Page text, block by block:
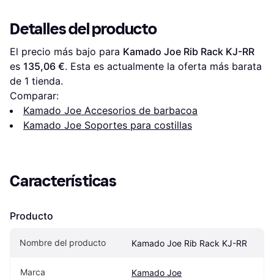
Detalles del producto
El precio más bajo para Kamado Joe Rib Rack KJ-RR
es 135,06 €. Esta es actualmente la oferta más barata
de 1 tienda.
Comparar:
Kamado Joe Accesorios de barbacoa
Kamado Joe Soportes para costillas
Características
Producto
Nombre del producto Kamado Joe Rib Rack KJ-RR
Marca Kamado Joe